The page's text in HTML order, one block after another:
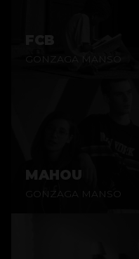
FCB
GONZAGA MANSO
MAHOU
GONZAGA MANSO